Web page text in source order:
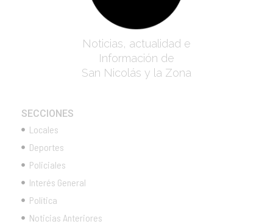
Noticias, actualidad e
Información de
San Nicolás y la Zona
SECCIONES
Locales
Deportes
Policiales
Interés General
Política
Noticias Anteriores